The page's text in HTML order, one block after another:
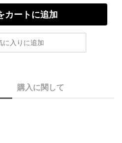
カートに追加
に入りに追加
購入に関して